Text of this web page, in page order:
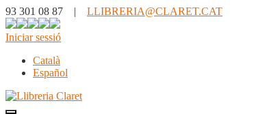
93 301 08 87 | LLIBRERIA@CLARET.CAT
Iniciar sessió
Català
Español